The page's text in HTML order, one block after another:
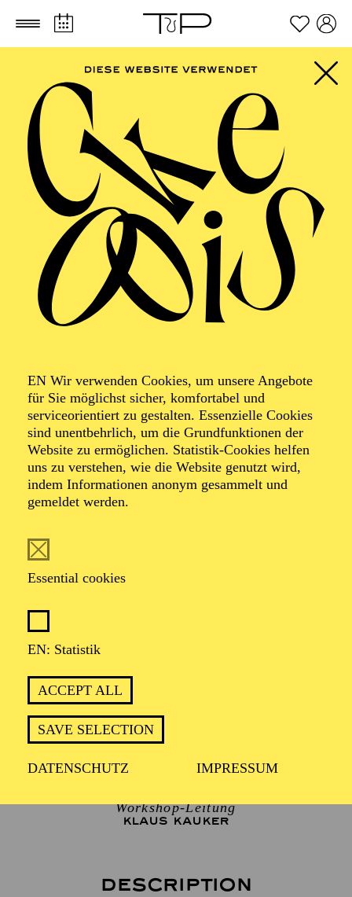
Zum Hauptinhalt springen Zum Footer springen
EN Wir verwenden Cookies, um unsere Angebote
für Sie möglichst sicher, komfortabel und
serviceorientiert zu gestalten. Essenzielle Cookies
sind unentbehrlich, um die Grundfunktionen der
Website zu ermöglichen. Statistik-Cookies helfen
uns zu verstehen, wie die Website genutzt wird,
indem Informationen anonym gesammelt und
gemeldet werden.
Essential cookies
EN: Statistik
ACCEPT ALL
SAVE SELECTION
DATENSCHUTZ IMPRESSUM
PHILHARMONIE
Ferienworkshop
"Just do it!"
Workshopende ca. 15:00 Uhr
Für Kinder und Jugendliche von 10 bis 14 Jahren
Künstlerische Leitung
LESLEY OLSON
Workshop-Leitung
KLAUS KAUKER
Description